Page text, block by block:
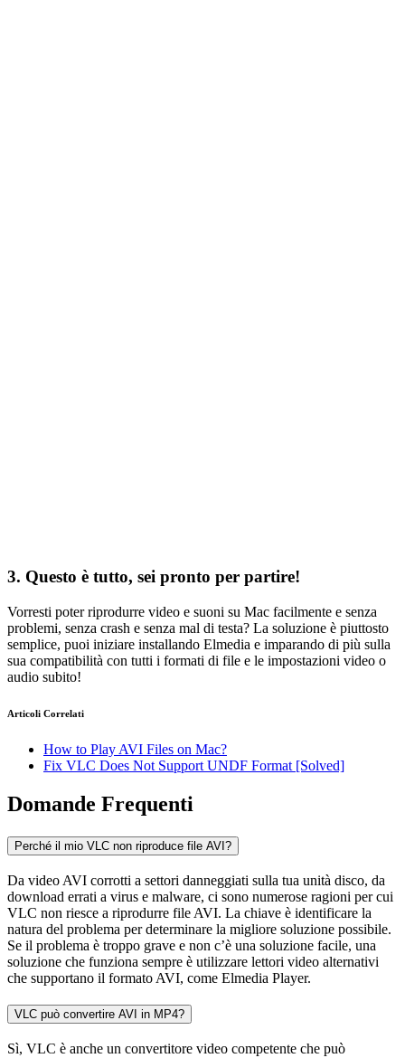
3. Questo è tutto, sei pronto per partire!
Vorresti poter riprodurre video e suoni su Mac facilmente e senza
problemi, senza crash e senza mal di testa? La soluzione è piuttosto
semplice, puoi iniziare installando Elmedia e imparando di più sulla
sua compatibilità con tutti i formati di file e le impostazioni video o
audio subito!
Articoli Correlati
How to Play AVI Files on Mac?
Fix VLC Does Not Support UNDF Format [Solved]
Domande Frequenti
Perché il mio VLC non riproduce file AVI?
Da video AVI corrotti a settori danneggiati sulla tua unità disco, da
download errati a virus e malware, ci sono numerose ragioni per cui
VLC non riesce a riprodurre file AVI. La chiave è identificare la
natura del problema per determinare la migliore soluzione possibile.
Se il problema è troppo grave e non c’è una soluzione facile, una
soluzione che funziona sempre è utilizzare lettori video alternativi
che supportano il formato AVI, come Elmedia Player.
VLC può convertire AVI in MP4?
Sì, VLC è anche un convertitore video competente che può